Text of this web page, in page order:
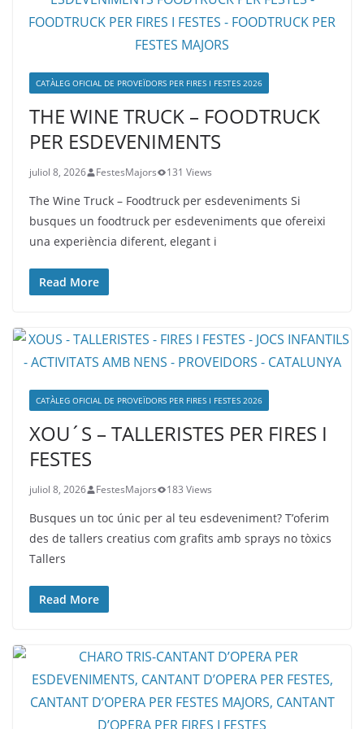
CATÀLEG OFICIAL DE PROVEÏDORS PER FIRES I FESTES 2026
THE WINE TRUCK – FOODTRUCK
PER ESDEVENIMENTS
juliol 8, 2026 FestesMajors 131 Views
The Wine Truck – Foodtruck per esdeveniments Si
busques un foodtruck per esdeveniments que ofereixi
una experiència diferent, elegant i
Read More
CATÀLEG OFICIAL DE PROVEÏDORS PER FIRES I FESTES 2026
XOU´S – TALLERISTES PER FIRES I
FESTES
juliol 8, 2026 FestesMajors 183 Views
Busques un toc únic per al teu esdeveniment? T’oferim
des de tallers creatius com grafits amb sprays no tòxics
Tallers
Read More